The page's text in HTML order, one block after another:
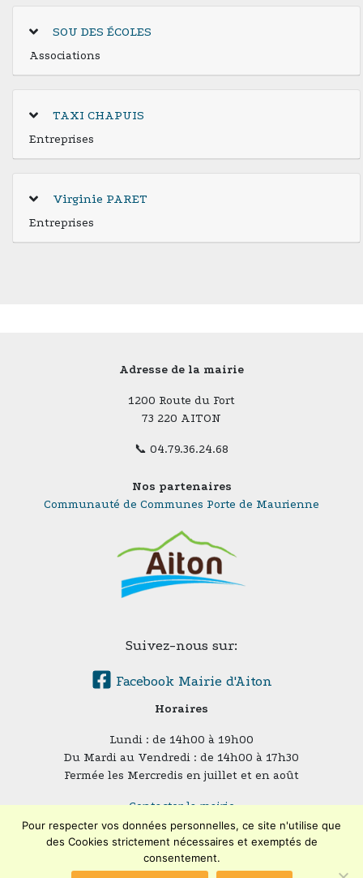
SOU DES ÉCOLES
Associations
TAXI CHAPUIS
Entreprises
Virginie PARET
Entreprises
Adresse de la mairie
1200 Route du Fort
73 220 AITON
📞 04.79.36.24.68
Nos partenaires
Communauté de Communes Porte de Maurienne
Suivez-nous sur:
Facebook Mairie d'Aiton
Horaires
Lundi : de 14h00 à 19h00
Du Mardi au Vendredi : de 14h00 à 17h30
Fermée les Mercredis en juillet et en août
Contacter la mairie
Plan du site
Mentions légales
Confidentialité
Pour respecter vos données personnelles, ce site n'utilise que
des Cookies strictement nécessaires et exemptés de
consentement.